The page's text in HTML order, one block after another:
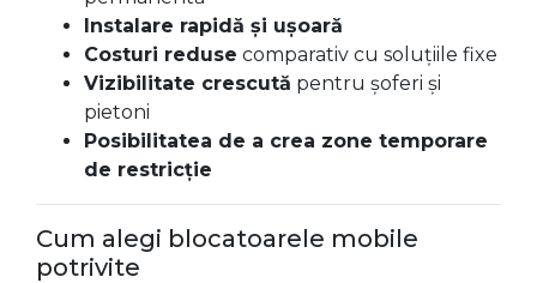
Instalare rapidă și ușoară
Costuri reduse comparativ cu soluțiile fixe
Vizibilitate crescută pentru șoferi și
pietoni
Posibilitatea de a crea zone temporare
de restricție
Cum alegi blocatoarele mobile
potrivite